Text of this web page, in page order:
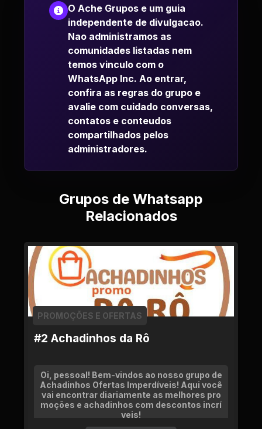
O Ache Grupos e um guia
independente de divulgacao.
Nao administramos as
comunidades listadas nem
temos vinculo com o
WhatsApp Inc. Ao entrar,
confira as regras do grupo e
avalie com cuidado conversas,
contatos e conteudos
compartilhados pelos
administradores.
Grupos de Whatsapp
Relacionados
#2 Achadinhos da Rô
PROMOÇÕES E OFERTAS
Oi, pessoal! Bem-vindos ao nosso grupo de
Achadinhos Ofertas Imperdíveis! Aqui você
vai encontrar diariamente as melhores pro
moções e achadinhos com descontos incrí
veis!